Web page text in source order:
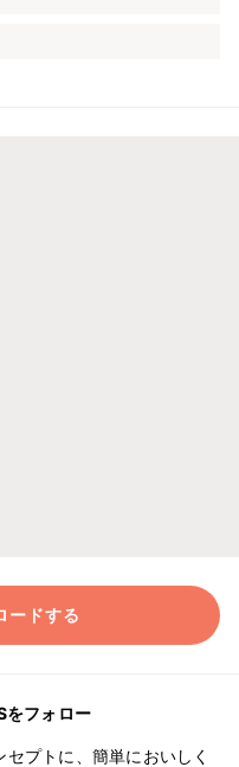
ードする
をフォロー
セプトに、簡単においしく